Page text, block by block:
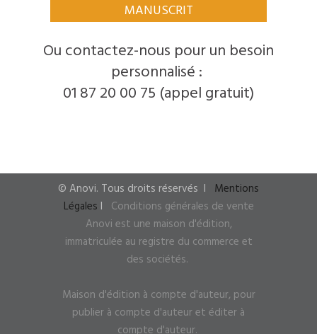
MANUSCRIT
Ou contactez-nous pour un besoin
personnalisé :
01 87 20 00 75 (appel gratuit)
© Anovi. Tous droits réservés I Mentions
Légales I Conditions générales de vente
Anovi est une maison d'édition,
immatriculée au registre du commerce et
des sociétés.
Maison d'édition à compte d'auteur, pour
publier à compte d'auteuret éditer à
compte d'auteur.